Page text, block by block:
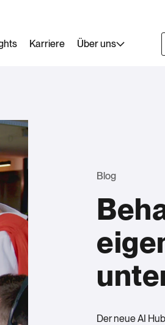
Karriere Über uns
Blog
Der neue AI